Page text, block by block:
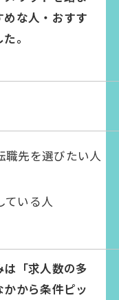
な人・おすす
。
職先を選びたい人
ている人
「求人数の多
から条件ピッ